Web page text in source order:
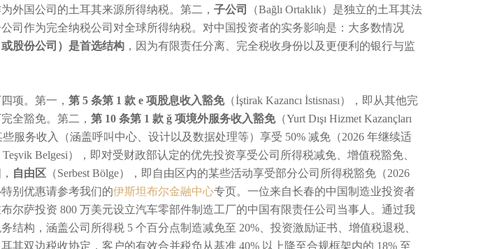
外国公司的土耳其来源所得纳税。第二， 子公司
（Bağlı Ortaklık）是独立的土耳其法
司作为完全纳税公司对全球所得纳税。对中国投资者的实务影响是：大多数情况
股份公司）是首选结构 ，因为有限责任分离、完全税收身份以及更便利的银行与监
项。第一， 第 5 条第 1 款 e 项股息收入豁免（İştirak Kazancı İstisnası），即从其他完
全豁免。第二， 第 10 条第 1 款 ğ 项境外服务收入豁免（Yurt Dışı Hizmet Kazançları
些服务收入（涵盖呼叫中心、设计以及数据处理等）享受 50% 减免（2026 年继续适
Teşvik Belgesi），即对受财政部认定的优先投资享受公司所得税减免、增值税豁免、
自由区 （Serbest Bölge），即自由区内的某些活动享受部分公司所得税豁免（2026
别优惠请参考我们的伊斯坦布尔金融中心专页。一位来自长春的中国制造业投资者
尔萨投资 800 万美元设立汽车零部件制造工厂的中国有限责任公司当事人。通过我
结构，涵盖公司所得税 5 个百分点制造减免至 20%、投资激励证书、增值税退税、
其双边税收协定，客户的有效合并税负从基准 40% 以上降至合规框架内的 18% 至